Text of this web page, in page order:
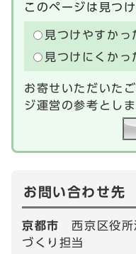
このページは見つ
見つけやすかっ
見つけにくかっ
お寄せいただいた
ジ運営の参考としま
お問い合わせ先
京都市西京区役
づくり担当